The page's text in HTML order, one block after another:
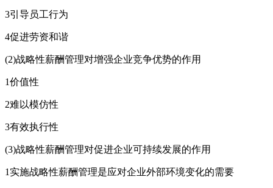
3引导员工行为
4促进劳资和谐
(2)战略性薪酬管理对增强企业竞争优势的作用
1价值性
2难以模仿性
3有效执行性
(3)战略性薪酬管理对促进企业可持续发展的作用
1实施战略性薪酬管理是应对企业外部环境变化的需要